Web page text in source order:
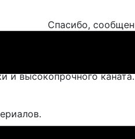
Спасибо,
на уличных
и высокопрочного